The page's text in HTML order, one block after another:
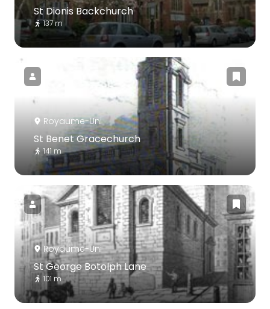
St Dionis Backchurch
137 m
Royaume-Uni
St Benet Gracechurch
141 m
Royaume-Uni
St George Botolph Lane
101 m